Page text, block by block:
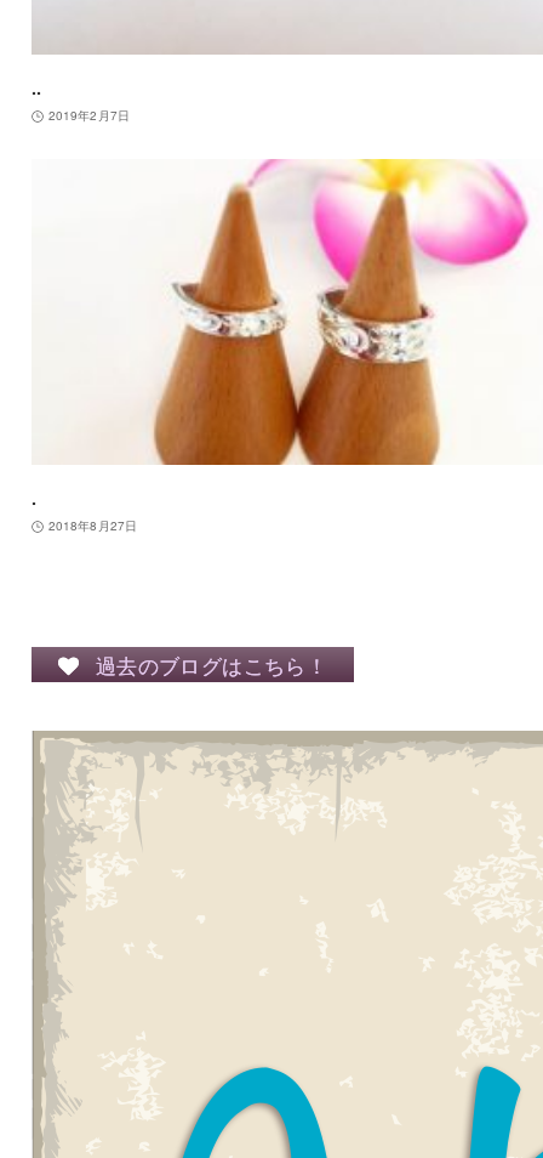
..
2019年2月7日
.
2018年8月27日
過去のブログはこちら！